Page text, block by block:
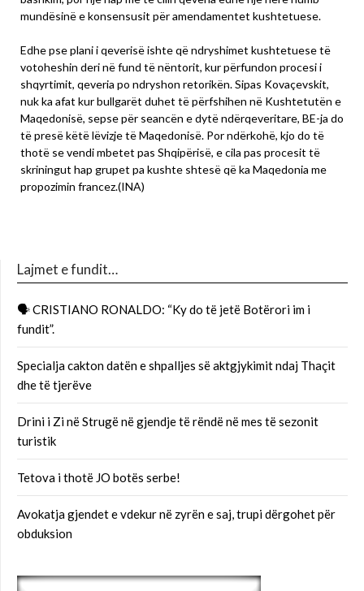
mundësinë e konsensusit për amendamentet kushtetuese.
Edhe pse plani i qeverisë ishte që ndryshimet kushtetuese të
votoheshin deri në fund të nëntorit, kur përfundon procesi i
shqyrtimit, qeveria po ndryshon retorikën. Sipas Kovaçevskit,
nuk ka afat kur bullgarët duhet të përfshihen në Kushtetutën e
Maqedonisë, sepse për seancën e dytë ndërqeveritare, BE-ja do
të presë këtë lëvizje të Maqedonisë. Por ndërkohë, kjo do të
thotë se vendi mbetet pas Shqipërisë, e cila pas procesit të
skriningut hap grupet pa kushte shtesë që ka Maqedonia me
propozimin francez.(INA)
Lajmet e fundit…
🗣 CRISTIANO RONALDO: “Ky do të jetë Botërori im i
fundit”.
Specialja cakton datën e shpalljes së aktgjykimit ndaj Thaçit
dhe të tjerëve
Drini i Zi në Strugë në gjendje të rëndë në mes të sezonit
turistik
Tetova i thotë JO botës serbe!
Avokatja gjendet e vdekur në zyrën e saj, trupi dërgohet për
obduksion